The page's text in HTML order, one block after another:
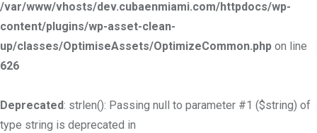
/var/www/vhosts/dev.cubaenmiami.com/httpdocs/wp-
content/plugins/wp-asset-clean-
up/classes/OptimiseAssets/OptimizeCommon.php on line
626
Deprecated: strlen(): Passing null to parameter #1 ($string) of
type string is deprecated in